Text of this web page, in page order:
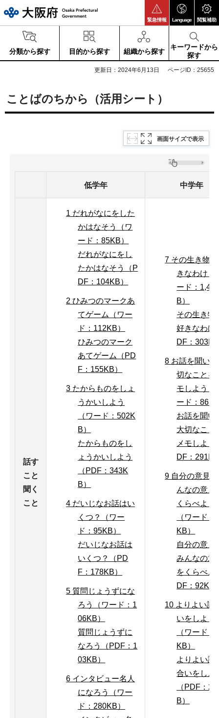
緊急情報 Language 閲覧補助
分類から探す 目的から探す 組織から探す
キーワードから
探す
更新日：2024年6月13日 ページID：25655
ことばのちから（活用シート）
画面サイズで表示
低学年 中学年
話す
こと
聞く
こと
1 だれがなにをした
かはなそう（ワ
ード：85KB）
だれがなにをし
たかはなそう（P
DF：104KB）
2 ひみつのマークあ
てゲーム（ワー
ド：112KB）
ひみつのマーク
あてゲーム（PD
F：155KB）
3 たからものをしょ
うかいしよう
（ワード：502K
B）
たからものをし
ょうかいしよう
（PDF：343K
B）
4 だいじなお話はい
くつ？（ワー
ド：95KB）
だいじなお話は
いくつ？（PD
F：178KB）
5 質問じょうずにな
ろう（ワード：1
06KB）
質問じょうずに
なろう（PDF：1
03KB）
6 インタビュー名人
になろう（ワー
ド：280KB）
7 その生き物
きなわけ（
ード：
B）
その生き物
好きなわけ
DF：
8 お話を聞い
切なことを
モしよう（
ード：
お話を聞い
大切なこと
メモしよう
DF：
9 自分の意見
んなの意見
くらべよう
（ワード：
KB）
自分の意見
みんなの意
をくらべよ
DF：92KB
10 よりよい話
いをしよう
（ワード：
KB）
よりよい話
合いをしよ
（PDF：
B）